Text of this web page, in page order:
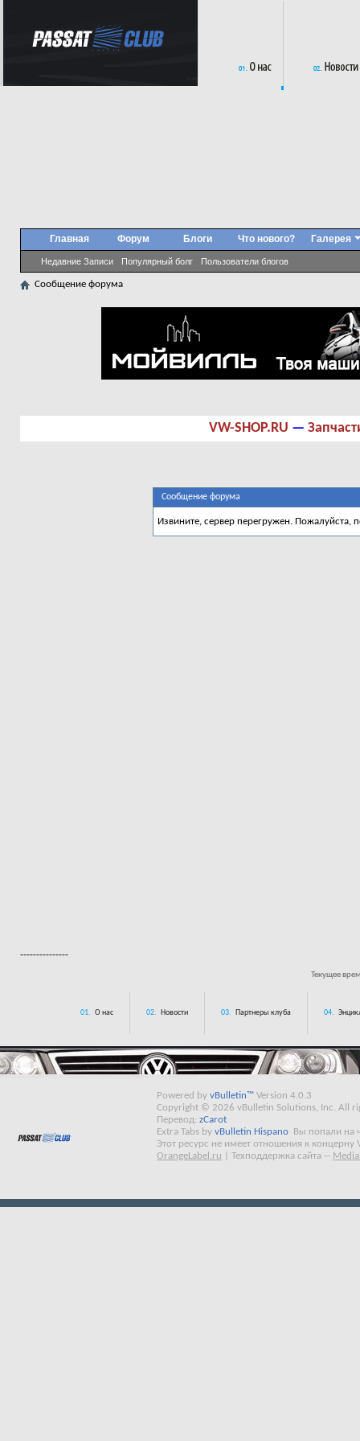
Главная Форум Блоги
Недавние Записи Популярный болг Пользователи блогов
Что нового? Галерея
Сообщение форума
VW-SHOP.RU —
Сообщение форума
Извините, сервер перегружен. Пожалуйста,
---------------
Текущее
01. О нас 02. Новости 03. Партнеры клуба 04.
Powered by vBulletin™ Version 4.0.3
Copyright © 2026 vBulletin Solutions, Inc. All
Перевод: zCarot
Extra Tabs by vBulletin Hispano
Вы попали на
Этот ресурс не имеет отношения к концерну
OrangeLabel.ru
Техподдержка сайта --